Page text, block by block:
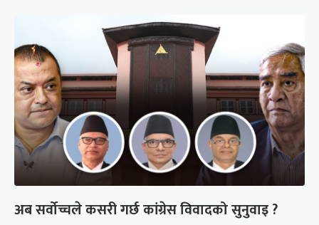
अब सर्वोच्चले कसरी गर्छ कांग्रेस विवादको सुनुवाइ ?